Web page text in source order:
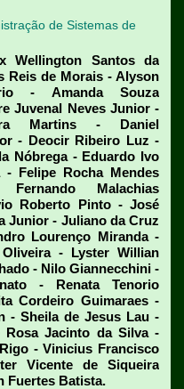
de Sistemas de
Wellington Santos da
Reis de Morais - Alyson
- Amanda Souza
Juvenal Neves Junior -
Martins - Daniel
- Deocir Ribeiro Luz -
Nóbrega - Eduardo Ivo
- Felipe Rocha Mendes
Malachias
Roberto Pinto - José
Junior - Juliano da Cruz
Lourenço Miranda -
- Lyster Willian
- Nilo Giannecchini -
- Renata Tenorio
Cordeiro Guimaraes -
- Sheila de Jesus Lau -
Rosa Jacinto da Silva -
- Vinicius Francisco
Vicente de Siqueira
Fuertes Batista.